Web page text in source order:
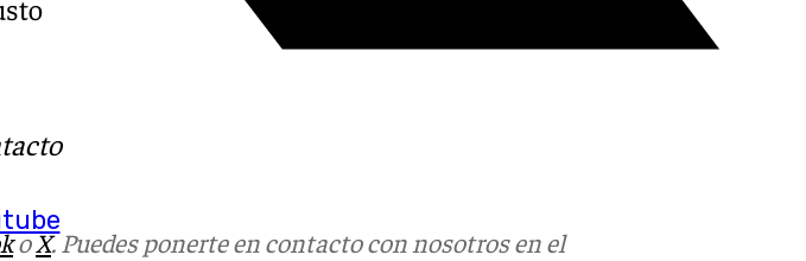
oX. Puedes ponerte en contacto con nosotros en el